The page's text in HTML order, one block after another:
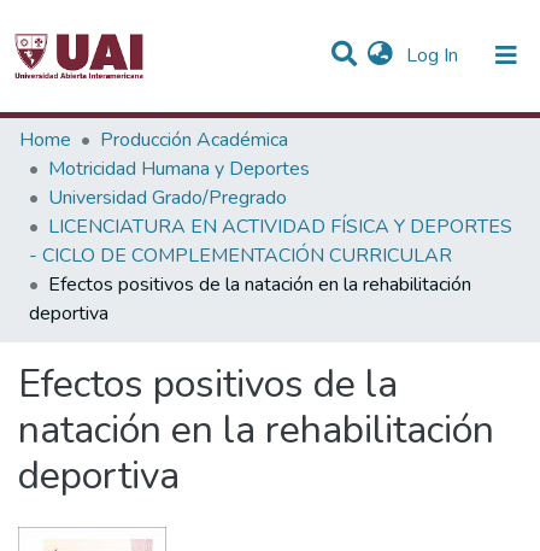
Log In (current)
Statistics
Communities & Collections
All of DSpace
Home
Producción Académica
Motricidad Humana y Deportes
Universidad Grado/Pregrado
LICENCIATURA EN ACTIVIDAD FÍSICA Y DEPORTES
- CICLO DE COMPLEMENTACIÓN CURRICULAR
Efectos positivos de la natación en la rehabilitación
deportiva
Efectos positivos de la
natación en la rehabilitación
deportiva